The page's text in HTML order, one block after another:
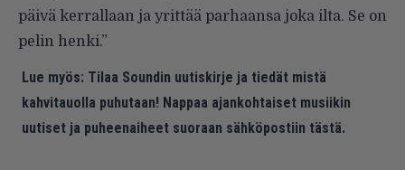
päivä kerrallaan ja yrittää parhaansa joka ilta. Se on
pelin henki.”
Lue myös: Tilaa Soundin uutiskirje ja tiedät mistä
kahvitauolla puhutaan! Nappaa ajankohtaiset musiikin
uutiset ja puheenaiheet suoraan sähköpostiin tästä.